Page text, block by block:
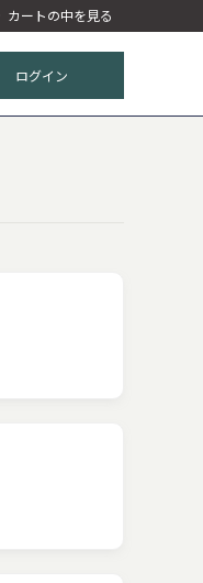
ログイン
カートの中を見る